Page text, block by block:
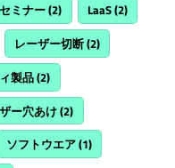
セミナー(2) LaaS(2)
レーザー切断(2)
製品(2)
ー穴あけ(2)
ソフトウエア(1)